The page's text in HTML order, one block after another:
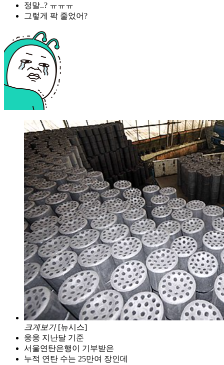
정말..? ㅠㅠㅠ
그렇게 팍 줄었어?
크게보기 [뉴시스]
웅웅 지난달 기준
서울연탄은행이 기부받은
누적 연탄 수는 25만여 장인데